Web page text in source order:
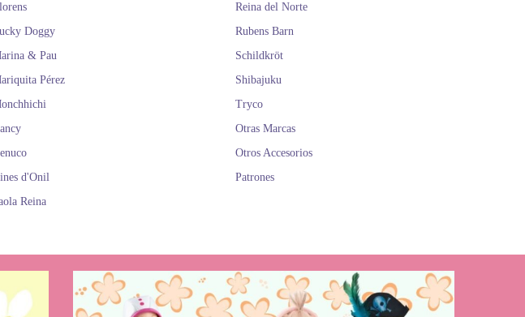
Doggy
& Pau
Pérez
d'Onil
Reina
Reina del Norte
Rubens Barn
Schildkröt
Shibajuku
Tryco
Otras Marcas
Otros Accesorios
Patrones